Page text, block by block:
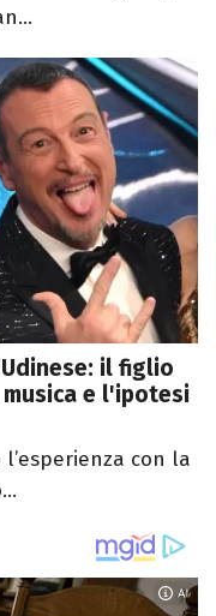
il figlio
e l'ipotesi
con la